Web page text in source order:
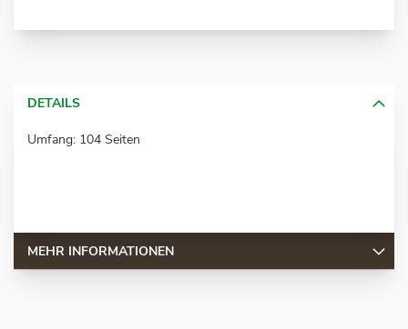
DETAILS
Umfang: 104 Seiten
MEHR INFORMATIONEN